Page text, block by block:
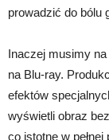
prowadzić do bólu
Inaczej musimy
na Blu-ray.
efektów
wyświetli obraz
co istotne w